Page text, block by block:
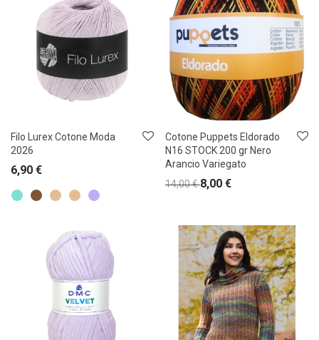
Filo Lurex Cotone Moda
2026
6,90 €
Cotone Puppets Eldorado
N16 STOCK 200 gr Nero
Arancio Variegato
14,00€ 8,00 €